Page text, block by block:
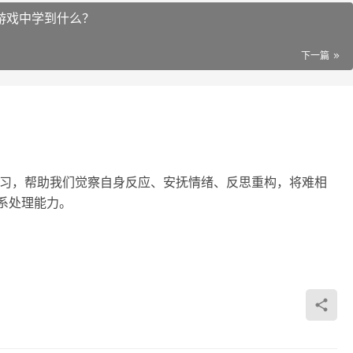
中学到什么？
下一篇
，帮助我们觉察自身反应、安抚情绪、反思重构，将难相
理能力。